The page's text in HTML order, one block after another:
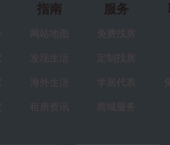
指南
网站地图
发现生活
海外生活
租房资讯
服务
免费找房
定制找房
学居代表
商城服务